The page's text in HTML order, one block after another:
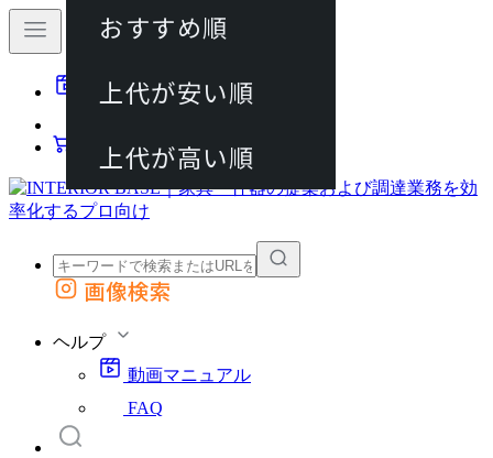
動画マニュアル
カート
外部サイトの商品をカートに追加
画像検索
ヘルプ
動画マニュアル
FAQ
おすすめ順
上代が安い順
上代が高い順